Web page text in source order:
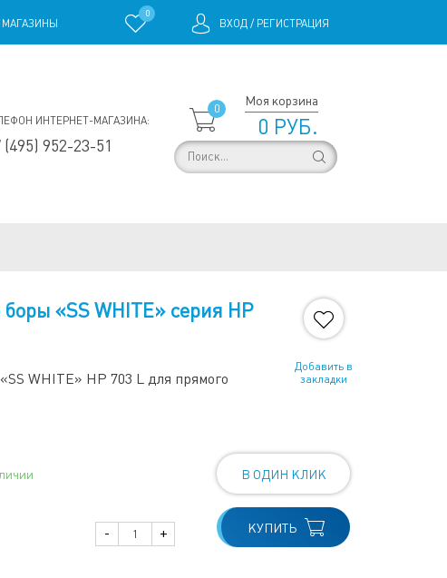
МАГАЗИНЫ
0
ВХОД / РЕГИСТРАЦИЯ
ИНТЕРНЕТ-МАГАЗИНА:
(495) 952-23-51
0
Моя корзина
0 РУБ.
«SS WHITE» серия HP
WHITE» HP 703 L для прямого
Добавить в
закладки
- +
В ОДИН КЛИК
КУПИТЬ